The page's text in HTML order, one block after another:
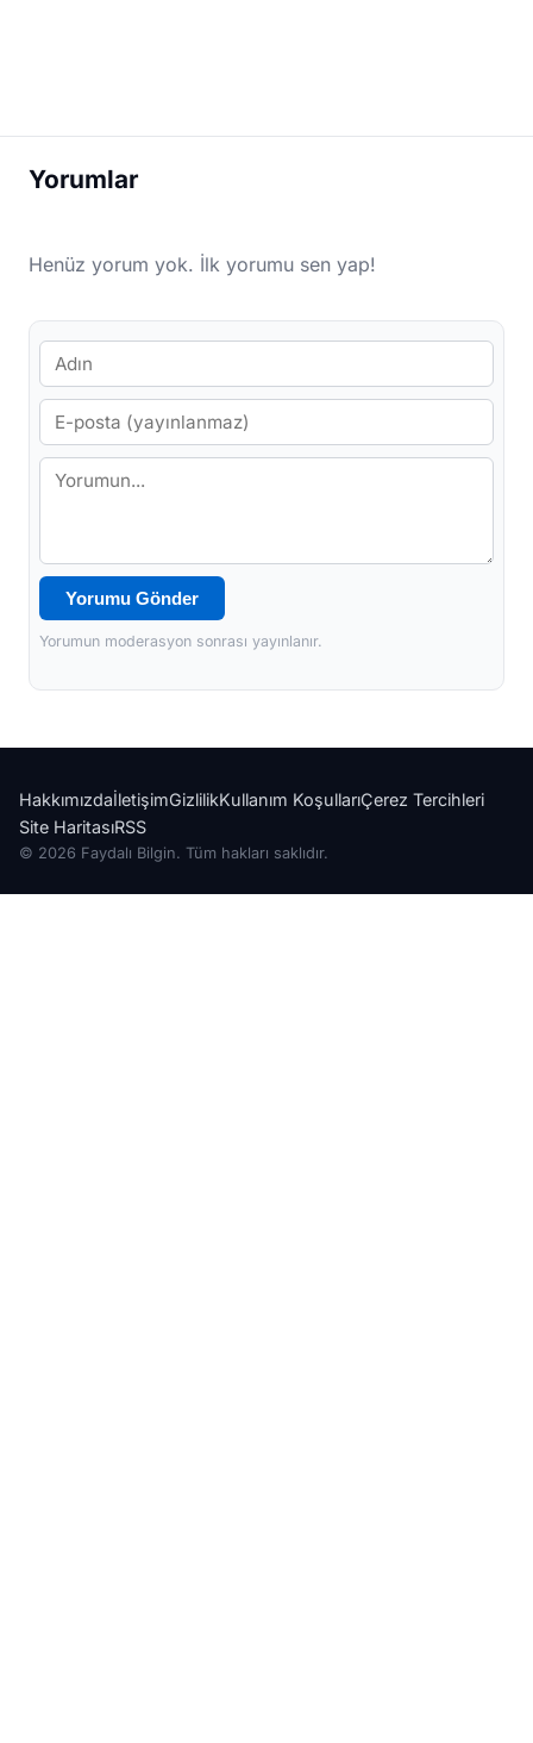
Yorumlar
Henüz yorum yok. İlk yorumu sen yap!
Yorumu Gönder
Yorumun moderasyon sonrası yayınlanır.
HakkımızdaİletişimGizlilikKullanım KoşullarıÇerez Tercihleri
Site HaritasıRSS
© 2026 Faydalı Bilgin. Tüm hakları saklıdır.